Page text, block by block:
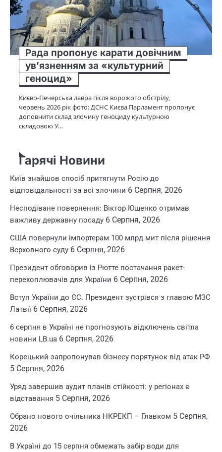
Рада пропонує карати довічним
ув’язненням за «культурний
геноцид»
Києво-Печерська лавра після ворожого обстрілу,
червень 2026 рік фото: ДСНС Києва Парламент пропонує
доповнити склад злочину геноциду культурною
складовою У…
Гарячі Новини
Київ знайшов спосіб притягнути Росію до
відповідальності за всі злочини 6 Серпня, 2026
Несподіване повернення: Віктор Ющенко отримав
важливу державну посаду 6 Серпня, 2026
США повернули імпортерам 100 млрд мит після рішення
Верховного суду 6 Серпня, 2026
Президент обговорив із Рютте постачання ракет-
перехоплювачів для України 6 Серпня, 2026
Вступ України до ЄС. Президент зустрівся з главою МЗС
Латвії 6 Серпня, 2026
6 серпня в Україні не прогнозують відключень світла
новини LB.ua 6 Серпня, 2026
Корецький запропонував бізнесу порятунок від атак РФ
5 Серпня, 2026
Уряд завершив аудит планів стійкості: у регіонах є
відставання 5 Серпня, 2026
Обрано нового очільника НКРЕКП – Главком 5 Серпня,
2026
В Україні до 15 серпня обмежать забір води для